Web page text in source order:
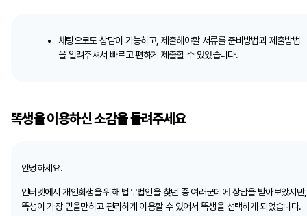
채팅으로도 상담이 가능하고, 제출해야할 서류를 준비방법과 제출방법
을 알려주셔서 빠르고 편하게 제출할 수 있었습니다.
똑생을 이용하신 소감을 들려주세요
안녕하세요.
인터넷에서 개인회생을 위해 법무법인을 찾던 중 여러군데에 상담을 받아보았지만,
똑생이 가장 믿을만하고 편리하게 이용할 수 있어서 똑생을 선택하게 되었습니다.